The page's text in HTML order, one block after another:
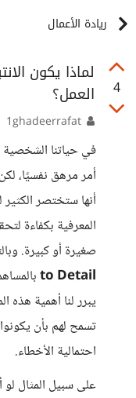
ريادة الأعمال
4
لماذا يكون
العمل؟
في حياتنا الشخصية
أمر مرهق نفسيًا،
أنها ستختصر
المعرفية بكفاءة
صغيرة أو كبيرة.
to Detail
يبرر لنا أهمية هذه
تسمح لهم بأن
احتمالية الأخطاء.
على سبيل المثال